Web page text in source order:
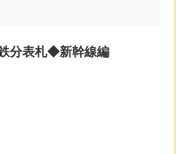
分表札◆新幹線編